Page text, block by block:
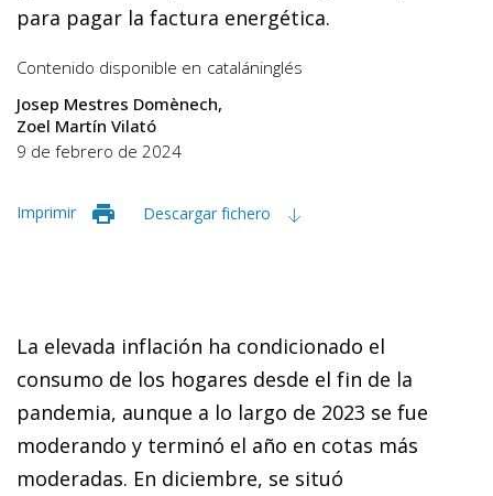
para pagar la factura energética.
Contenido disponible en cataláninglés
Josep Mestres Domènech
Zoel Martín Vilató
9 de febrero de 2024
Imprimir Descargar fichero
La elevada inflación ha condicionado el
consumo de los hogares desde el fin de la
pandemia, aunque a lo largo de 2023 se fue
moderando y terminó el año en cotas más
moderadas. En diciembre, se situó